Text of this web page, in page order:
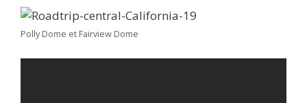
Polly Dome et Fairview Dome